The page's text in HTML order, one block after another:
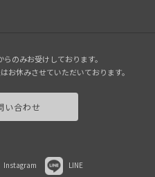
のみお受けしております。
休みさせていただいております。
い合わせ
Instagram LINE